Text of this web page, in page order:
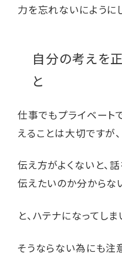
力を忘れないにように
自分の考えを
と
仕事でもプライベート
えることは大切ですが、
伝え方がよくないと、
伝えたいのか分からない
と、ハテナになってしま
そうならない為にも注